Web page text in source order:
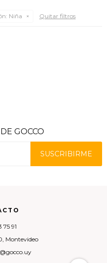
Niña Quitar filtros
75 91
Montevideo
GOCCO
SUSCRIBIRME